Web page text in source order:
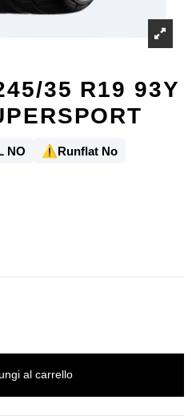
35 R19 93Y
NO ⚠️Runflat No
al carrello